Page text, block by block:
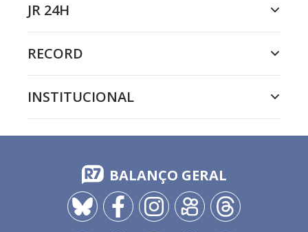
JR 24H
RECORD
INSTITUCIONAL
BALANÇO GERAL